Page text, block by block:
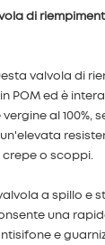
di
valvola di
POM ed è
al 100%,
o scoppi.
a spillo e
una
e